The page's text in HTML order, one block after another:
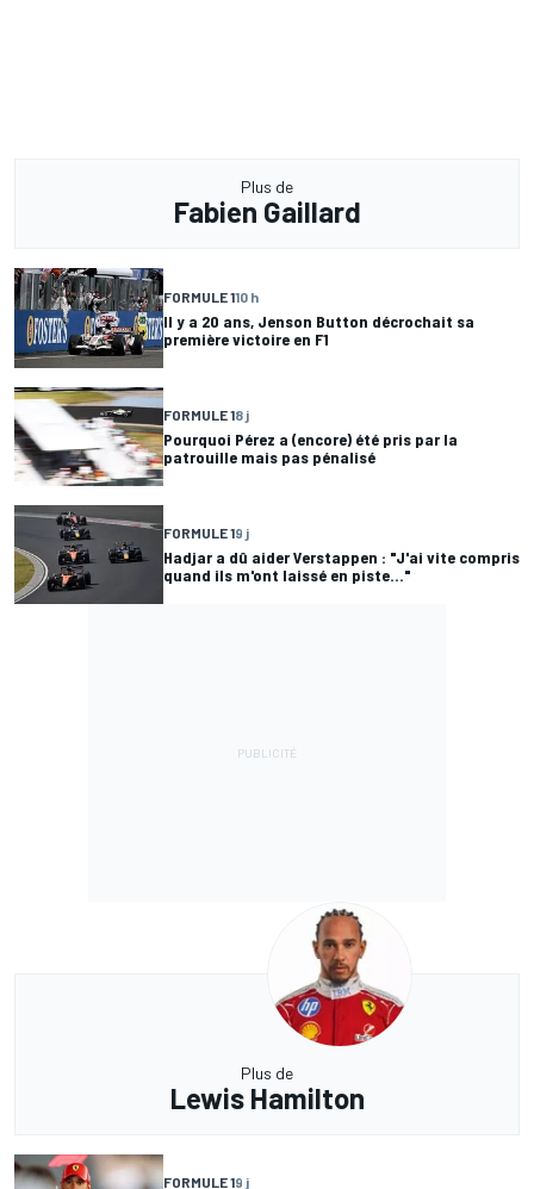
Plus de
Fabien Gaillard
FORMULE 110 h
Il y a 20 ans, Jenson Button décrochait sa
première victoire en F1
FORMULE 18 j
Pourquoi Pérez a (encore) été pris par la
patrouille mais pas pénalisé
FORMULE 19 j
Hadjar a dû aider Verstappen : "J'ai vite compris
quand ils m'ont laissé en piste..."
Plus de
Lewis Hamilton
FORMULE 19 j